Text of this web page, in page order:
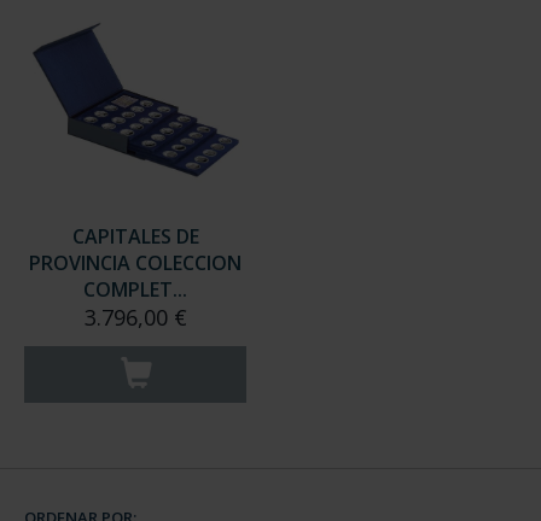
CAPITALES DE
PROVINCIA COLECCION
COMPLET...
3.796,00 €